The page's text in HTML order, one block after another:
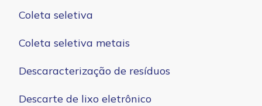
Coleta seletiva
Coleta seletiva metais
Descaracterização de resíduos
Descarte de lixo eletrônico